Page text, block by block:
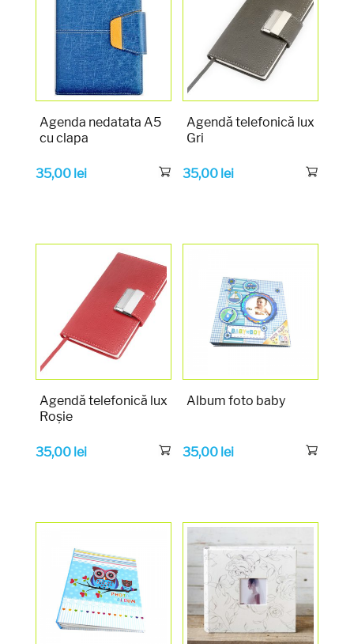
Agenda nedatata A5
cu clapa
35,00 lei
Agendă telefonică lux
Gri
35,00 lei
Agendă telefonică lux
Roșie
35,00 lei
Album foto baby
35,00 lei